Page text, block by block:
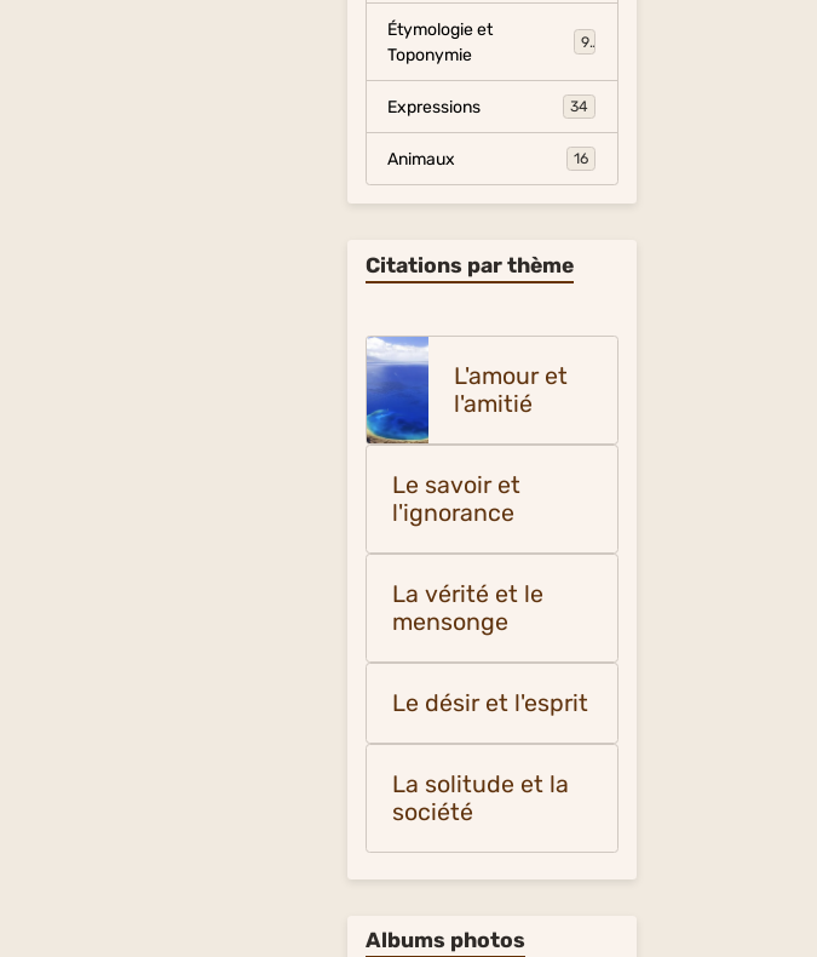
Étymologie et
Toponymie
9
Expressions 34
Animaux 16
Citations par thème
L'amour et
l'amitié
Le savoir et
l'ignorance
La vérité et le
mensonge
Le désir et l'esprit
La solitude et la
société
Albums photos